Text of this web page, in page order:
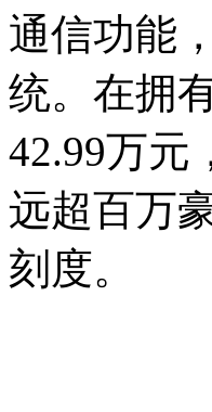
通信功能
统。在拥
42.99万元
远超百万
刻度。